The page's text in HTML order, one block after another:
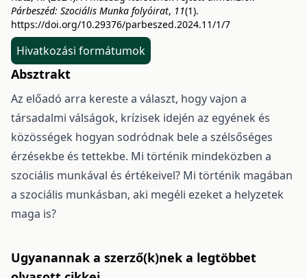
Párbeszéd: Szociális Munka folyóirat, 11(1).
https://doi.org/10.29376/parbeszed.2024.11/1/7
Hivatkozási formátumok
Absztrakt
Az előadó arra kereste a választ, hogy vajon a
társadalmi válságok, krízisek idején az egyének és
közösségek hogyan sodródnak bele a szélsőséges
érzésekbe és tettekbe. Mi történik mindeközben a
szociális munkával és értékeivel? Mi történik magában
a szociális munkásban, aki megéli ezeket a helyzetek
maga is?
Ugyanannak a szerző(k)nek a legtöbbet